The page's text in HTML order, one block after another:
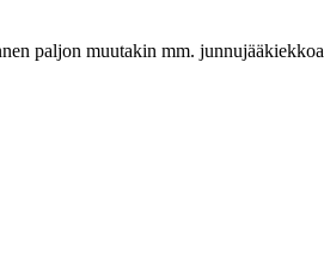
paljon muutakin mm.